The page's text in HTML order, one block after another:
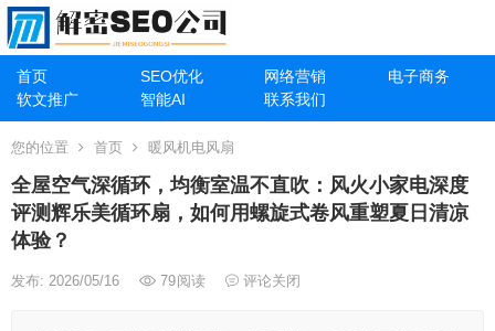
首页 SEO优化 网络营销
电子商务
软文推广
智能AI 联系我们
您的位置 首页 暖风机电风扇
全屋空气深循环，均衡室温不直吹：风火小家电深度
评测辉乐美循环扇，如何用螺旋式卷风重塑夏日清凉
体验？
发布: 2026/05/16 79阅读 评论关闭